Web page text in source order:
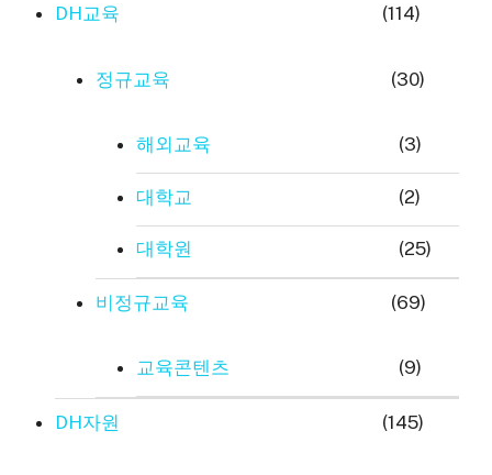
DH교육 (114)
정규교육 (30)
해외교육 (3)
대학교 (2)
대학원 (25)
비정규교육 (69)
교육콘텐츠 (9)
DH자원 (145)